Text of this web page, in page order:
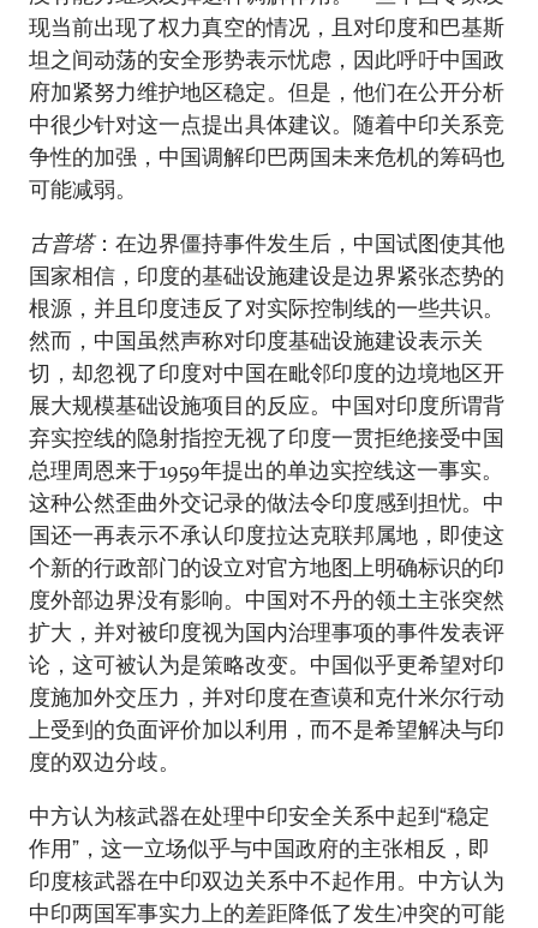
现当前出现了权力真空的情况，且对印度和巴基斯
坦之间动荡的安全形势表示忧虑，因此呼吁中国政
府加紧努力维护地区稳定。但是，他们在公开分析
中很少针对这一点提出具体建议。随着中印关系竞
争性的加强，中国调解印巴两国未来危机的筹码也
可能减弱。
古普塔：在边界僵持事件发生后，中国试图使其他
国家相信，印度的基础设施建设是边界紧张态势的
根源，并且印度违反了对实际控制线的一些共识。
然而，中国虽然声称对印度基础设施建设表示关
切，却忽视了印度对中国在毗邻印度的边境地区开
展大规模基础设施项目的反应。中国对印度所谓背
弃实控线的隐射指控无视了印度一贯拒绝接受中国
总理周恩来于1959年提出的单边实控线这一事实。
这种公然歪曲外交记录的做法令印度感到担忧。中
国还一再表示不承认印度拉达克联邦属地，即使这
个新的行政部门的设立对官方地图上明确标识的印
度外部边界没有影响。中国对不丹的领土主张突然
扩大，并对被印度视为国内治理事项的事件发表评
论，这可被认为是策略改变。中国似乎更希望对印
度施加外交压力，并对印度在查谟和克什米尔行动
上受到的负面评价加以利用，而不是希望解决与印
度的双边分歧。
中方认为核武器在处理中印安全关系中起到“稳定
作用”，这一立场似乎与中国政府的主张相反，即
印度核武器在中印双边关系中不起作用。中方认为
中印两国军事实力上的差距降低了发生冲突的可能